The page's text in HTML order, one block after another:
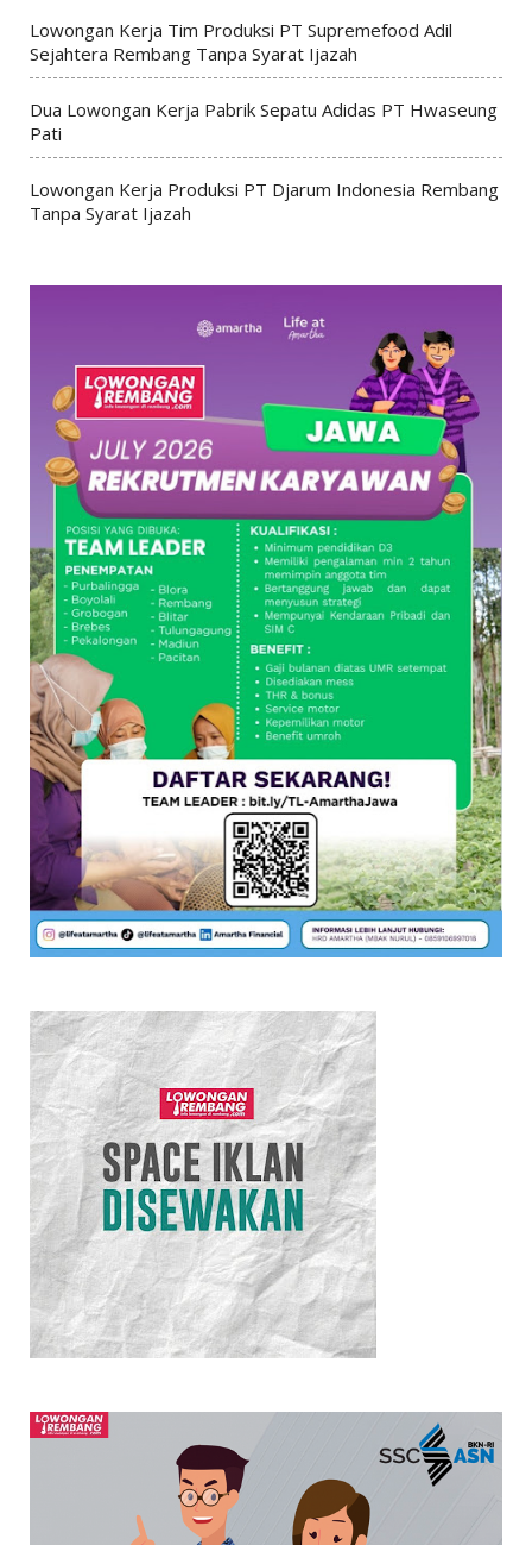
Lowongan Kerja Tim Produksi PT Supremefood Adil
Sejahtera Rembang Tanpa Syarat Ijazah
Dua Lowongan Kerja Pabrik Sepatu Adidas PT Hwaseung
Pati
Lowongan Kerja Produksi PT Djarum Indonesia Rembang
Tanpa Syarat Ijazah